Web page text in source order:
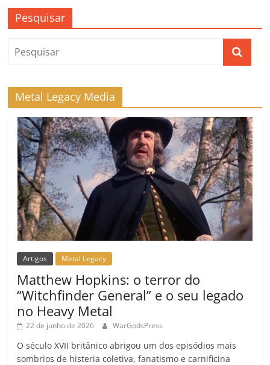
Pesquisar
Metal Legacy Media
Artigos Metal Legacy
Matthew Hopkins: o terror do
“Witchfinder General” e o seu legado
no Heavy Metal
22 de junho de 2026 WarGodsPress
O século XVII britânico abrigou um dos episódios mais
sombrios de histeria coletiva, fanatismo e carnificina